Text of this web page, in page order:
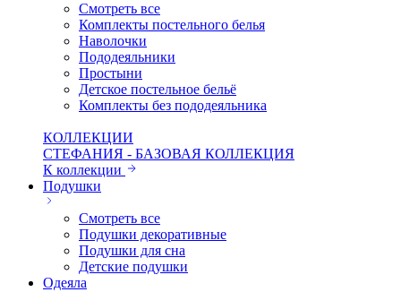
Смотреть все
Комплекты постельного белья
Наволочки
Пододеяльники
Простыни
Детское постельное бельё
Комплекты без пододеяльника
КОЛЛЕКЦИИ
СТЕФАНИЯ - БАЗОВАЯ КОЛЛЕКЦИЯ
К коллекции
Подушки
Смотреть все
Подушки декоративные
Подушки для сна
Детские подушки
Одеяла